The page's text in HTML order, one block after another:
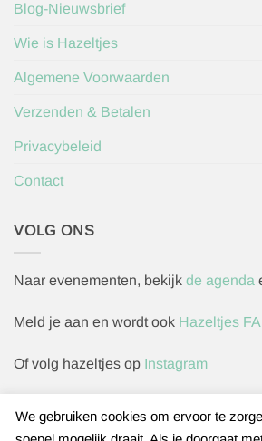
Blog-Nieuwsbrief
Wie is Hazeltjes
Algemene Voorwaarden
Verzenden & Betalen
Privacybeleid
Contact
VOLG ONS
Naar evenementen, bekijk de agenda
Meld je aan en wordt ook Hazeltjes
Of volg hazeltjes op Instagram
We gebruiken cookies om ervoor te